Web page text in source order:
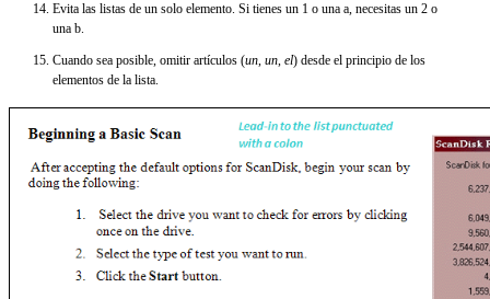
Evita las listas de un solo elemento. Si tienes un 1 o una a, necesitas un 2 o
una b.
Cuando sea posible, omitir artículos (un un el) desde el principio de los
elementos de la lista.